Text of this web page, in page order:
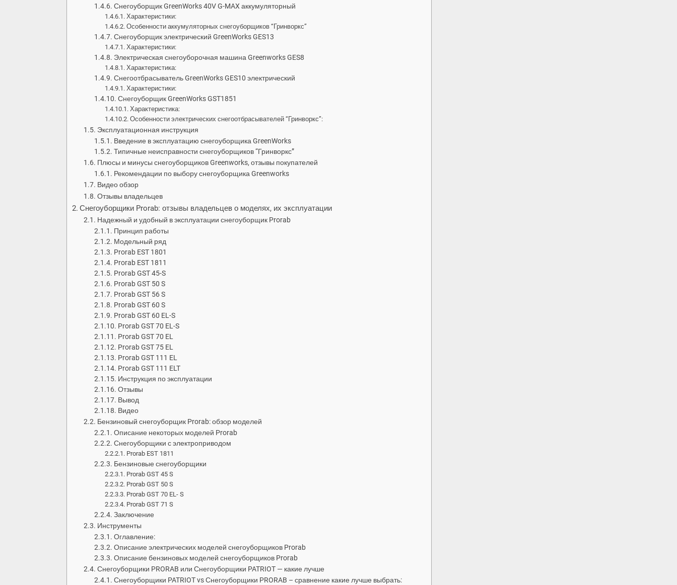
Снегоуборщик GreenWorks 40V G-MAX аккумуляторный
Характеристики:
Особенности аккумуляторных снегоуборщиков “Гринворкс”
Снегоуборщик электрический GreenWorks GES13
Характеристики:
Электрическая снегоуборочная машина Greenworks GES8
Характеристика:
Снегоотбрасыватель GreenWorks GES10 электрический
Характеристики:
Снегоуборщик GreenWorks GST1851
Характеристика:
Особенности электрических снегоотбрасывателей “Гринворкс”:
Эксплуатационная инструкция
Введение в эксплуатацию снегоуборщика GreenWorks
Типичные неисправности снегоуборщиков “Гринворкс”
Плюсы и минусы снегоуборщиков Greenworks, отзывы покупателей
Рекомендации по выбору снегоуборщика Greenworks
Видео обзор
Отзывы владельцев
Снегоуборщики Prorab: отзывы владельцев о моделях, их эксплуатации
Надежный и удобный в эксплуатации снегоуборщик Prorab
Принцип работы
Модельный ряд
Prorab EST 1801
Prorab EST 1811
Prorab GST 45-S
Prorab GST 50 S
Prorab GST 56 S
Prorab GST 60 S
Prorab GST 60 EL-S
Prorab GST 70 EL-S
Prorab GST 70 EL
Prorab GST 75 EL
Prorab GST 111 EL
Prorab GST 111 ELT
Инструкция по эксплуатации
Отзывы
Вывод
Видео
Бензиновый снегоуборщик Prorab: обзор моделей
Описание некоторых моделей Prorab
Снегоуборщики с электроприводом
Prorab EST 1811
Бензиновые снегоуборщики
Prorab GST 45 S
Prorab GST 50 S
Prorab GST 70 EL- S
Prorab GST 71 S
Заключение
Инструменты
Оглавление:
Описание электрических моделей снегоуборщиков Prorab
Описание бензиновых моделей снегоуборщиков Prorab
Снегоуборщики PRORAB или Снегоуборщики PATRIOT — какие лучше
Снегоуборщики PATRIOT vs Снегоуборщики PRORAB – сравнение какие лучше выбрать: